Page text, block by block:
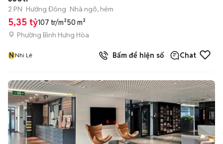
2 PN Hướng Đông Nhà ngõ, hẻm
5,35 tỷ107 tr/m²50 m²
Phường Bình Hưng Hòa
NNhi Lê Bấm để hiện số Chat